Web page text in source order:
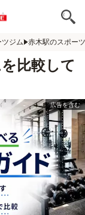
ジム 赤木駅のスポー
比較して